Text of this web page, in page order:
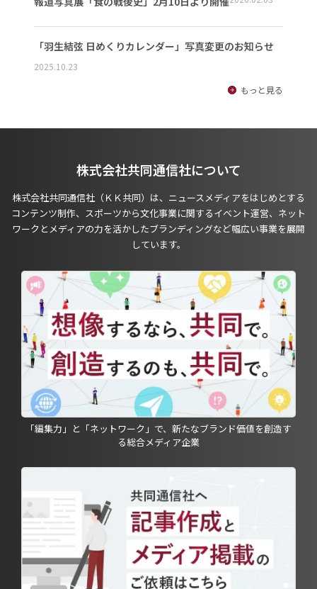
「羽生結弦 日めくりカレンダー」写真変更のお知らせ
2025.10.23
もっと見る
株式会社共同通信社について
株式会社共同通信社（ＫＫ共同）は、ニュースメディアをはじめとする
コンテンツ制作、スポーツから文化事業に関するイベント運営、ネット
ワークとメディアの力を活かしたブランディングなど幅広い事業を展開
しています。
「編集力」と「ネットワーク」で、新たなブランド価値を創造す
る総合メディア企業